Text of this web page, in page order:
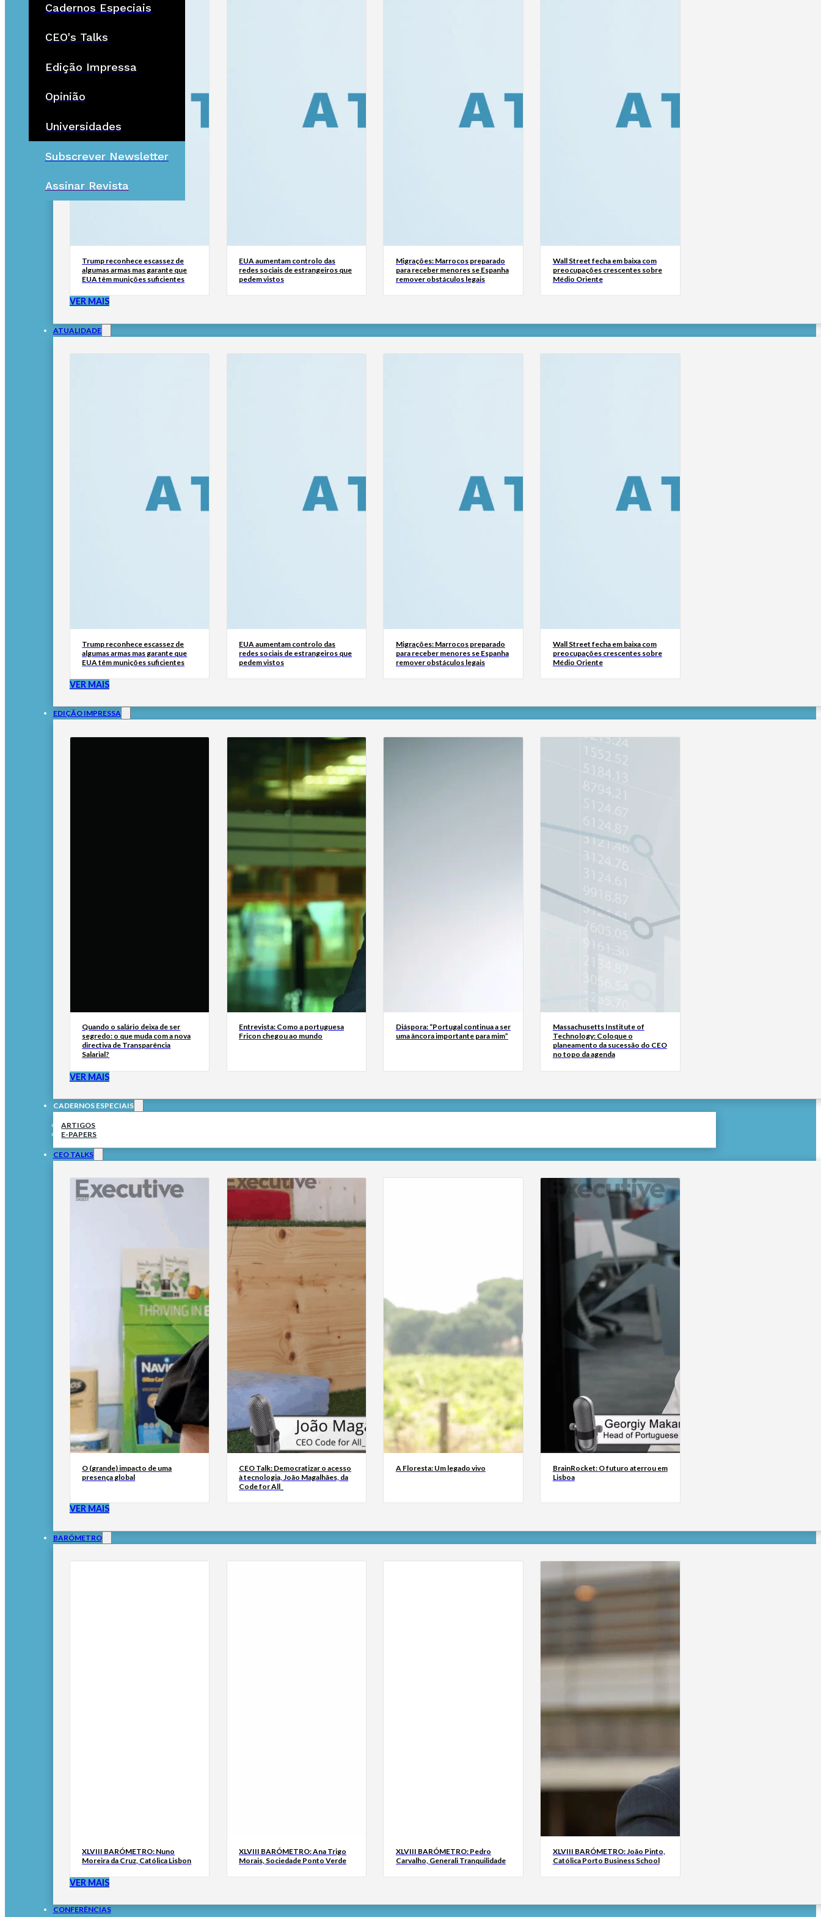
Cadernos Especiais
CEO's Talks
Edição Impressa
Opinião
Universidades
Subscrever Newsletter
Assinar Revista
Trump reconhece escassez de
algumas armas mas garante que
EUA têm munições suficientes
EUA aumentam controlo das
redes sociais de estrangeiros que
pedem vistos
Migrações: Marrocos preparado
para receber menores se Espanha
remover obstáculos legais
Wall Street fecha em baixa com
preocupações crescentes sobre
Médio Oriente
VER MAIS
ATUALIDADE
Trump reconhece escassez de
algumas armas mas garante que
EUA têm munições suficientes
EUA aumentam controlo das
redes sociais de estrangeiros que
pedem vistos
Migrações: Marrocos preparado
para receber menores se Espanha
remover obstáculos legais
Wall Street fecha em baixa com
preocupações crescentes sobre
Médio Oriente
VER MAIS
EDIÇÃO IMPRESSA
Quando o salário deixa de ser
segredo: o que muda com a nova
directiva de Transparência
Salarial?
Entrevista: Como a portuguesa
Fricon chegou ao mundo
Diáspora: “Portugal continua a ser
uma âncora importante para mim”
Massachusetts Institute of
Technology: Coloque o
planeamento da sucessão do CEO
no topo da agenda
VER MAIS
CADERNOS ESPECIAIS
ARTIGOS
E-PAPERS
CEO TALKS
O (grande) impacto de uma
presença global
CEO Talk: Democratizar o acesso
à tecnologia, João Magalhães, da
Code for All_
A Floresta: Um legado vivo
BrainRocket: O futuro aterrou em
Lisboa
VER MAIS
BARÓMETRO
XLVIII BARÓMETRO: Nuno
Moreira da Cruz, Católica Lisbon
XLVIII BARÓMETRO: Ana Trigo
Morais, Sociedade Ponto Verde
XLVIII BARÓMETRO: Pedro
Carvalho, Generali Tranquilidade
XLVIII BARÓMETRO: João Pinto,
Católica Porto Business School
VER MAIS
CONFERÊNCIAS